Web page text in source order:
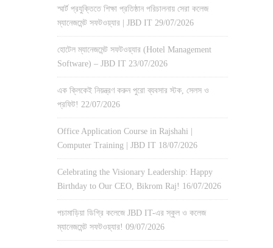
স্মার্ট প্রযুক্তিতে শিক্ষা প্রতিষ্ঠান পরিচালনায় সেরা কলেজ
ম্যানেজমেন্ট সফটওয়্যার | JBD IT 29/07/2026
হোটেল ম্যানেজমেন্ট সফটওয়্যার (Hotel Management
Software) – JBD IT 23/07/2026
এক ক্লিকেই নিয়ন্ত্রণ করুন পুরো ব্যবসার স্টক, সেলস ও
প্রফিট! 22/07/2026
Office Application Course in Rajshahi |
Computer Training | JBD IT 18/07/2026
Celebrating the Visionary Leadership: Happy
Birthday to Our CEO, Bikrom Raj! 16/07/2026
পচামাড়িয়া ডিগ্রি কলেজে JBD IT-এর স্কুল ও কলেজ
ম্যানেজমেন্ট সফটওয়্যার! 09/07/2026